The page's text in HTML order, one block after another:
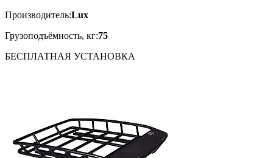
Производитель:Lux
Грузоподъёмность, кг:75
БЕСПЛАТНАЯ УСТАНОВКА